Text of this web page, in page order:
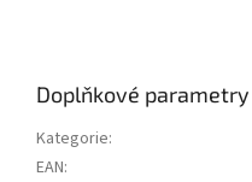
Doplňkové parametry
Kategorie:
EAN: